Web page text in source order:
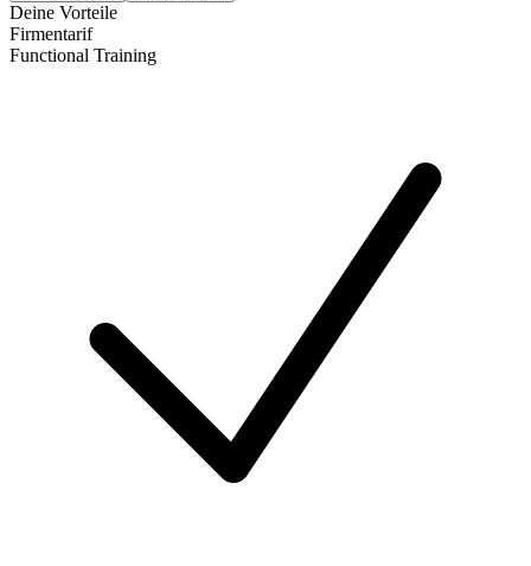
Deine Vorteile
Firmentarif
Functional Training